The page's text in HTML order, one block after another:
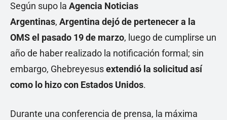
Según supo la Agencia Noticias
Argentinas, Argentina dejó de pertenecer a la
OMS el pasado 19 de marzo, luego de cumplirse un
año de haber realizado la notificación formal; sin
embargo, Ghebreyesusextendió la solicitud así
como lo hizo con Estados Unidos.
Durante una conferencia de prensa, la máxima